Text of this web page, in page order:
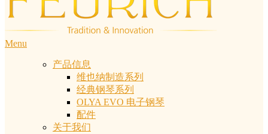
Menu
产品信息
维也纳制造系列
经典钢琴系列
OLYA EVO 电子钢琴
配件
关于我们